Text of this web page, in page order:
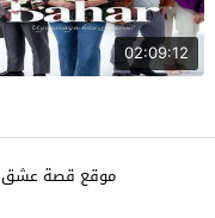
02:09:12
موقع قصة عشق